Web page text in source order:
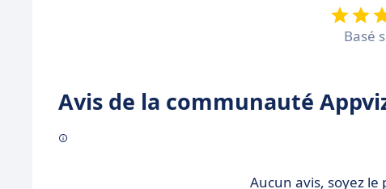
Basé
Avis de la communauté
Aucun avis, soyez